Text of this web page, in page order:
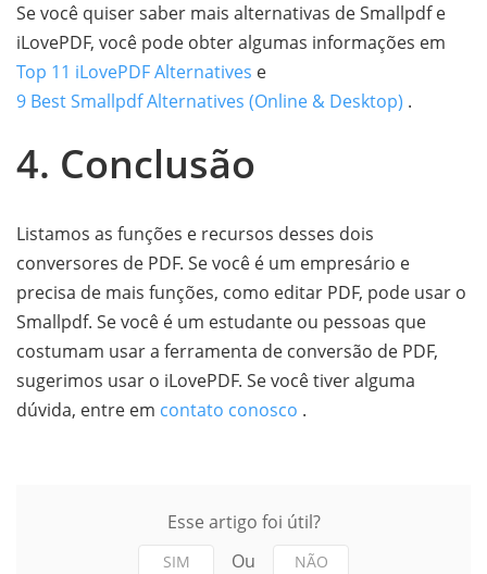
Se você quiser saber mais alternativas de Smallpdf e
iLovePDF, você pode obter algumas informações em
Top 11 iLovePDF Alternatives e
9 Best Smallpdf Alternatives (Online & Desktop) .
4. Conclusão
Listamos as funções e recursos desses dois
conversores de PDF. Se você é um empresário e
precisa de mais funções, como editar PDF, pode usar o
Smallpdf. Se você é um estudante ou pessoas que
costumam usar a ferramenta de conversão de PDF,
sugerimos usar o iLovePDF. Se você tiver alguma
dúvida, entre em contato conosco .
Esse artigo foi útil?
SIM Ou NÃO